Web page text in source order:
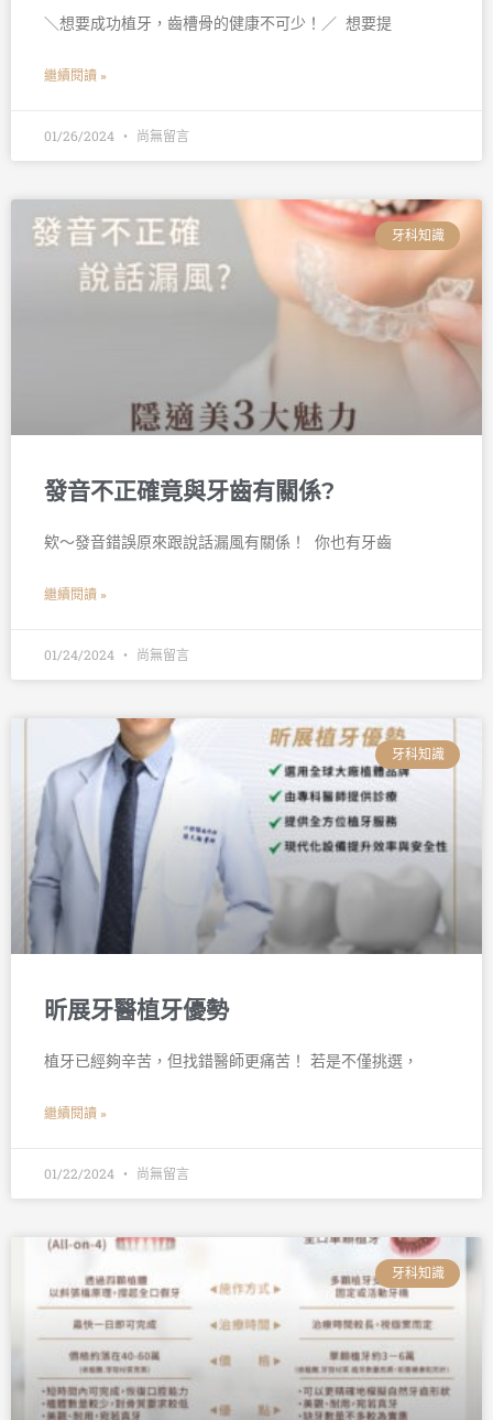
＼想要成功植牙，齒槽骨的健康不可少！／ 󠀠 想要提
繼續閱讀 »
01/26/2024 尚無留言
牙科知識
發音不正確竟與牙齒有關係?
欸～發音錯誤原來跟說話漏風有關係！ 󠀠 你也有牙齒
繼續閱讀 »
01/24/2024 尚無留言
牙科知識
昕展牙醫植牙優勢
植牙已經夠辛苦，但找錯醫師更痛苦！ 若是不僅挑選，
繼續閱讀 »
01/22/2024 尚無留言
牙科知識